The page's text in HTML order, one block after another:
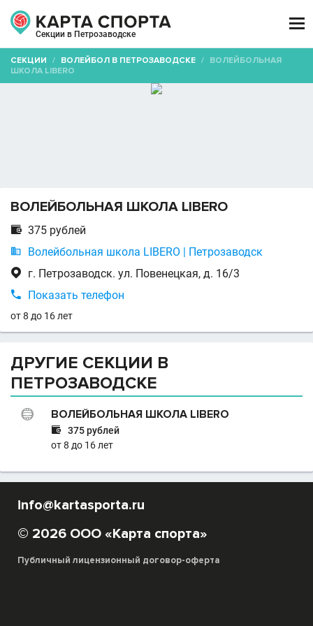
Секции в Петрозаводске

СЕКЦИИ / ВОЛЕЙБОЛ В ПЕТРОЗАВОДСКЕ / ВОЛЕЙБОЛЬНАЯ
ШКОЛА LIBERO
ВОЛЕЙБОЛЬНАЯ ШКОЛА LIBERO
 375 рублей
 Волейбольная школа LIBERO | Петрозаводск
 г. Петрозаводск. ул. Повенецкая, д. 16/3
 Показать телефон
от 8 до 16 лет
ДРУГИЕ СЕКЦИИ В
ПЕТРОЗАВОДСКЕ
ВОЛЕЙБОЛЬНАЯ ШКОЛА LIBERO

375 рублей
от 8 до 16 лет
info@kartasporta.ru
© 2026 ООО «Карта спорта»
Публичный лицензионный договор-оферта